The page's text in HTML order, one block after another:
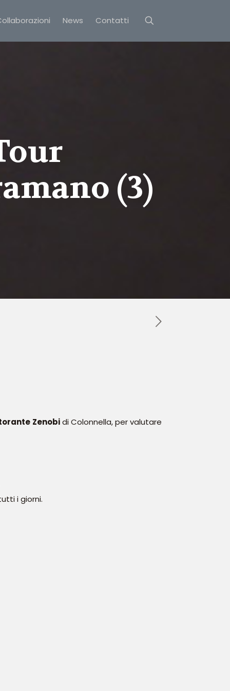
News Contatti
(3)
Zenobidi Colonnella, per valutare
i giorni.